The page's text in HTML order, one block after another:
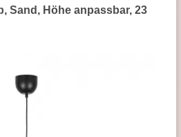
Sand, Höhe anpassbar, 23